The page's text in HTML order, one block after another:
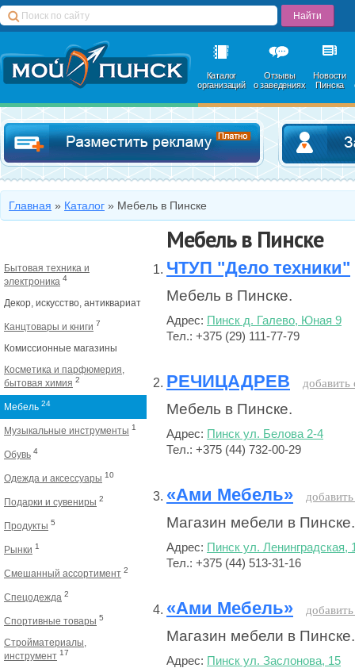
Каталог
организаций
Отзывы
о заведениях
Новости
Пинска
Добавить в
Главная » Каталог » Мебель в Пинске
Мебель в Пинске
Бытовая техника и
электроника 4
Декор, искусство, антиквариат
Канцтовары и книги 7
Комиссионные магазины
Косметика и парфюмерия,
бытовая химия 2
Мебель 24
Музыкальные инструменты 1
Обувь 4
Одежда и аксессуары 10
Подарки и сувениры 2
Продукты 5
Рынки 1
Смешанный ассортимент 2
Спецодежда 2
Спортивные товары 5
Стройматериалы,
инструмент 17
ЧТУП "Дело техники"
Мебель в Пинске.
Адрес: Пинск д. Галево, Юная 9
Тел.: +375 (29) 111-77-79
РЕЧИЦАДРЕВ добавить
Мебель в Пинске.
Адрес: Пинск ул. Белова 2-4
Тел.: +375 (44) 732-00-29
«Ами Мебель»
Магазин мебели в Пинске.
Адрес: Пинск ул. Ленинградская,
Тел.: +375 (44) 513-31-16
«Ами Мебель»
Магазин мебели в Пинске.
Адрес: Пинск ул. Заслонова, 15